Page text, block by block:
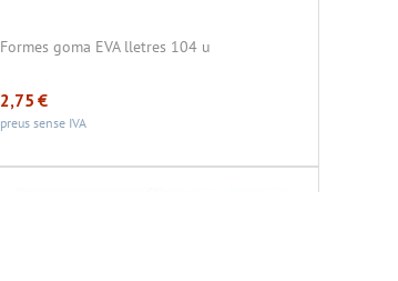
Formes goma EVA lletres 104 u
2,75 €
preus sense IVA